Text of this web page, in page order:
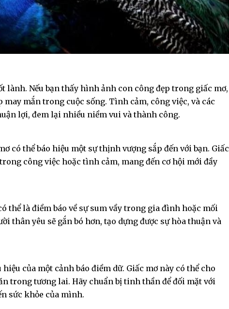
lành. Nếu bạn thấy hình ảnh con công đẹp trong giấc mơ,
may mắn trong cuộc sống. Tình cảm, công việc, và các
lợi, đem lại nhiều niềm vui và thành công.
có thể báo hiệu một sự thịnh vượng sắp đến với bạn. Giấc
công việc hoặc tình cảm, mang đến cơ hội mới đầy
thể là điềm báo về sự sum vầy trong gia đình hoặc mối
thân yêu sẽ gắn bó hơn, tạo dựng được sự hòa thuận và
của một cảnh báo điềm dữ. Giấc mơ này có thể cho
trong tương lai. Hãy chuẩn bị tinh thần để đối mặt với
sức khỏe của mình.